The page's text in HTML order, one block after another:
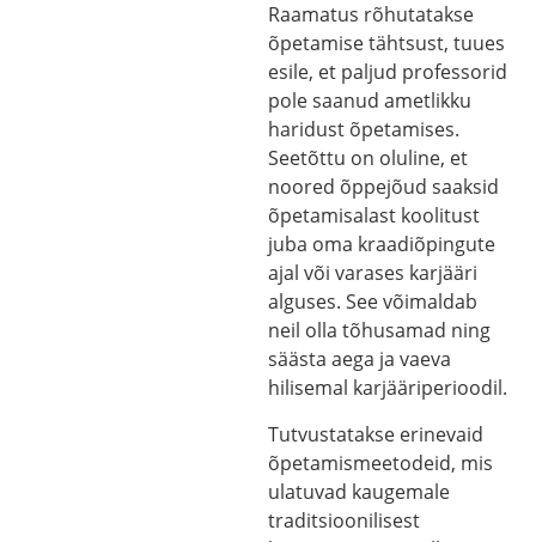
Raamatus rõhutatakse
õpetamise tähtsust, tuues
esile, et paljud professorid
pole saanud ametlikku
haridust õpetamises.
Seetõttu on oluline, et
noored õppejõud saaksid
õpetamisalast koolitust
juba oma kraadiõpingute
ajal või varases karjääri
alguses. See võimaldab
neil olla tõhusamad ning
säästa aega ja vaeva
hilisemal karjääriperioodil.
Tutvustatakse erinevaid
õpetamismeetodeid, mis
ulatuvad kaugemale
traditsioonilisest